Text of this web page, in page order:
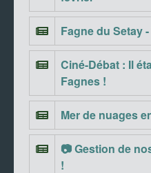
Fagne du Setay
Ciné-Débat : Il
Fagnes !
Mer de nuages
📷 Gestion de
!